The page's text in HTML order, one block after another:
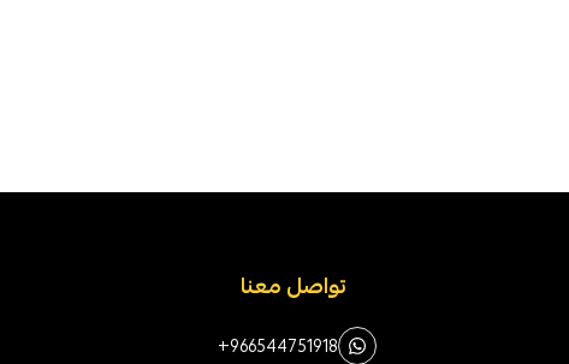
تواصل معنا
+966544751918